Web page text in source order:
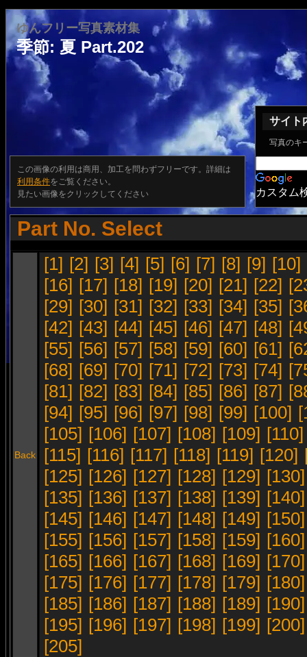
ゆんフリー写真素材集
季節: 夏 Part.202
この画像の利用は商用、加工を問わずフリーです。詳細は
利用条件をご覧ください。
見たい画像をクリックしてください
サイト
写真のキ
カスタム
Part No. Select
Back
[1] [2] [3] [4] [5] [6] [7] [8] [9] [10]
[16] [17] [18] [19] [20] [21] [22]
[29] [30] [31] [32] [33] [34] [35]
[42] [43] [44] [45] [46] [47] [48]
[55] [56] [57] [58] [59] [60] [61]
[68] [69] [70] [71] [72] [73] [74]
[81] [82] [83] [84] [85] [86] [87]
[94] [95] [96] [97] [98] [99] [100]
[105] [106] [107] [108] [109] [110]
[115] [116] [117] [118] [119] [120]
[125] [126] [127] [128] [129] [130]
[135] [136] [137] [138] [139] [140]
[145] [146] [147] [148] [149] [150]
[155] [156] [157] [158] [159] [160]
[165] [166] [167] [168] [169] [170]
[175] [176] [177] [178] [179] [180]
[185] [186] [187] [188] [189] [190]
[195] [196] [197] [198] [199] [200]
[205]